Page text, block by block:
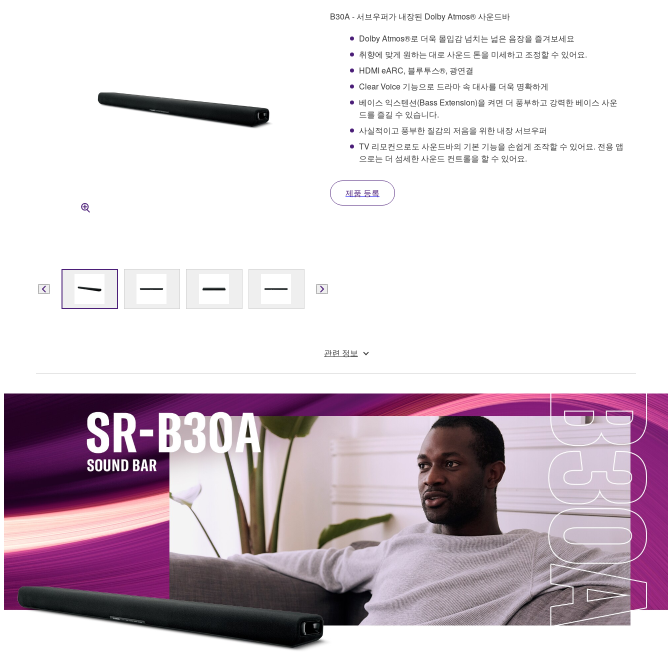
B30A - 서브우퍼가 내장된 Dolby Atmos® 사운드바
Dolby Atmos®로 더욱 몰입감 넘치는 넓은 음장을 즐겨보세요
취향에 맞게 원하는 대로 사운드 톤을 미세하고 조정할 수 있어요.
HDMI eARC, 블루투스®, 광연결
Clear Voice 기능으로 드라마 속 대사를 더욱 명확하게
베이스 익스텐션(Bass Extension)을 켜면 더 풍부하고 강력한 베이스 사운
드를 즐길 수 있습니다.
사실적이고 풍부한 질감의 저음을 위한 내장 서브우퍼
TV 리모컨으로도 사운드바의 기본 기능을 손쉽게 조작할 수 있어요. 전용 앱
으로는 더 섬세한 사운드 컨트롤을 할 수 있어요.
제품 등록
관련 정보